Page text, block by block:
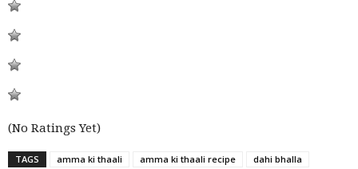
(No Ratings Yet)
TAGS amma ki thaali amma ki thaali recipe
dahi bhalla